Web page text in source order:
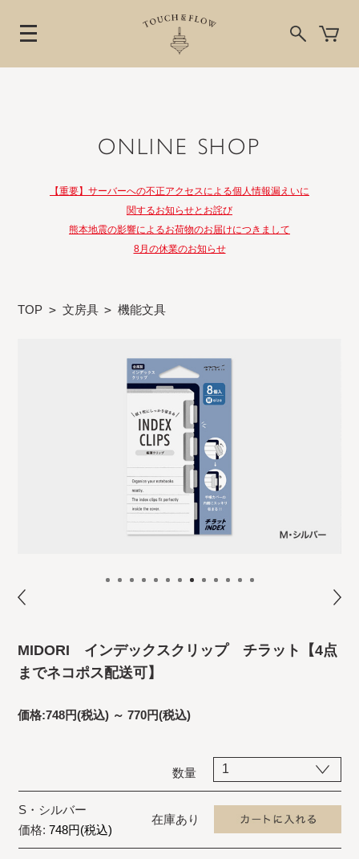
ONLINE SHOP
【重要】サーバーへの不正アクセスによる個人情報漏えいに
関するお知らせとお詫び
熊本地震の影響によるお荷物のお届けにつきまして
8月の休業のお知らせ
TOP > 文房具 > 機能文具
MIDORI インデックスクリップ チラット【4点
までネコポス配送可】
価格:748円(税込) ～ 770円(税込)
数量
S・シルバー
価格: 748円(税込)
在庫あり